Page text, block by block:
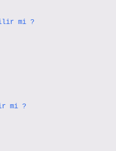
mi ?
mi ?